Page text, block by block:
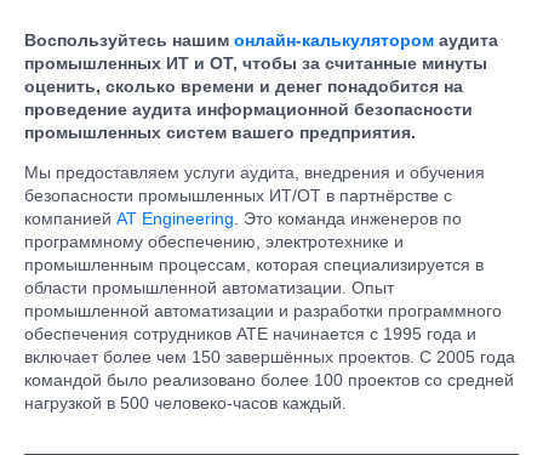
Воспользуйтесь нашим онлайн-калькулятором аудита
промышленных ИТ и ОТ, чтобы за считанные минуты
оценить, сколько времени и денег понадобится на
проведение аудита информационной безопасности
промышленных систем вашего предприятия.
Мы предоставляем услуги аудита, внедрения и обучения
безопасности промышленных ИТ/ОТ в партнёрстве с
компанией AT Engineering . Это команда инженеров по
программному обеспечению, электротехнике и
промышленным процессам, которая специализируется в
области промышленной автоматизации. Опыт
промышленной автоматизации и разработки программного
обеспечения сотрудников ATE начинается с 1995 года и
включает более чем 150 завершённых проектов. С 2005 года
командой было реализовано более 100 проектов со средней
нагрузкой в 500 человеко-часов каждый.